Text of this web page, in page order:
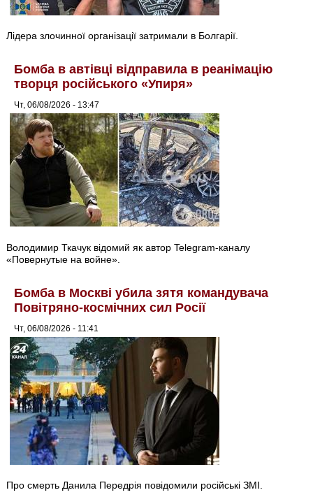
Лідера злочинної організації затримали в Болгарії.
Бомба в автівці відправила в реанімацію
творця російського «Упиря»
Чт, 06/08/2026 - 13:47
Володимир Ткачук відомий як автор Telegram-каналу
«Повернутые на войне».
Бомба в Москві убила зятя командувача
Повітряно-космічних сил Росії
Чт, 06/08/2026 - 11:41
Про смерть Данила Передрія повідомили російські ЗМІ.